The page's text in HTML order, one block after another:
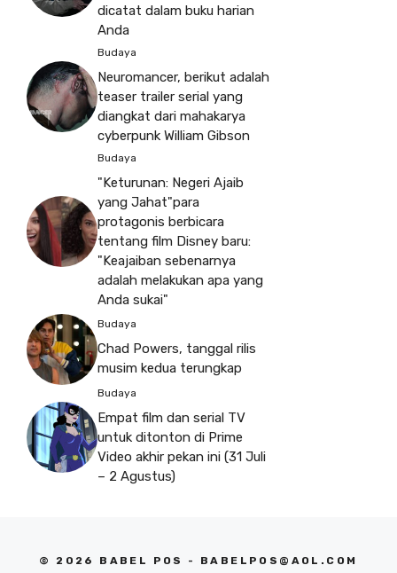
dicatat dalam buku harian
Anda
Budaya
Neuromancer, berikut adalah
teaser trailer serial yang
diangkat dari mahakarya
cyberpunk William Gibson
Budaya
"Keturunan: Negeri Ajaib
yang Jahat"para
protagonis berbicara
tentang film Disney baru:
"Keajaiban sebenarnya
adalah melakukan apa yang
Anda sukai"
Budaya
Chad Powers, tanggal rilis
musim kedua terungkap
Budaya
Empat film dan serial TV
untuk ditonton di Prime
Video akhir pekan ini (31 Juli
– 2 Agustus)
© 2026 BABEL POS - BABELPOS@AOL.COM